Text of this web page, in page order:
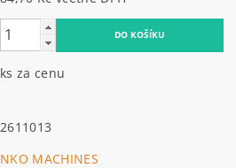
ks za cenu
2611013
NKO MACHINES